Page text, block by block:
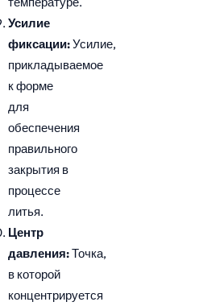
Усилие
фиксации:Усилие,
прикладываемое
к форме
для
обеспечения
правильного
закрытия в
процессе
литья.
Центр
давления:Точка,
в которой
концентрируется